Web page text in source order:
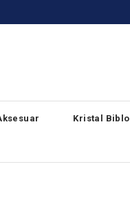
Kristal Biblo